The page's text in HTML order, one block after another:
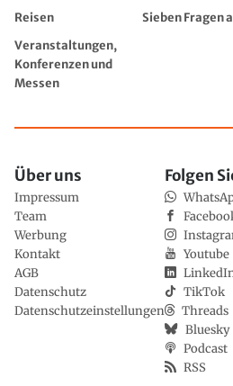
Reisen
Sieben Fragen
Veranstaltungen,
Konferenzen und
Messen
Über uns
Impressum
Team
Werbung
Kontakt
AGB
Datenschutz
Datenschutzeinstellungen
Folgen
Youtube
TikTok
Threads
Bluesky
Podcast
RSS